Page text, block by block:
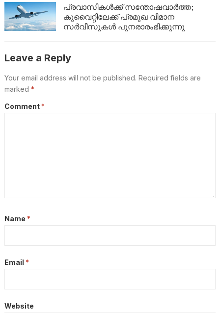
യാത്രാവിലക്ക്
പ്രവാസികൾക്ക് സന്തോഷവാർത്ത;
കുവൈറ്റിലേക്ക് പ്രമുഖ വിമാന
സർവീസുകൾ പുനരാരംഭിക്കുന്നു
Leave a Reply
Your email address will not be published. Required fields are
marked *
Comment *
Name *
Email *
Website